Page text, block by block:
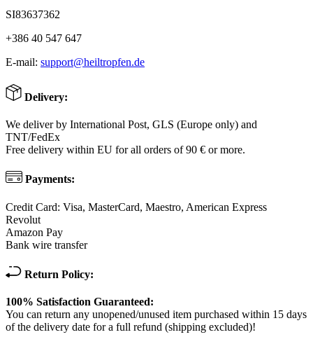
SI83637362
+386 40 547 647
E-mail: support@heiltropfen.de
Delivery:
We deliver by International Post, GLS (Europe only) and
TNT/FedEx
Free delivery within EU for all orders of 90 € or more.
Payments:
Credit Card: Visa, MasterCard, Maestro, American Express
Revolut
Amazon Pay
Bank wire transfer
Return Policy:
100% Satisfaction Guaranteed:
You can return any unopened/unused item purchased within 15 days
of the delivery date for a full refund (shipping excluded)!